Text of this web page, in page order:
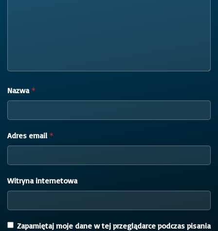
Nazwa *
Adres email *
Witryna internetowa
Zapamiętaj moje dane w tej przeglądarce podczas pisania